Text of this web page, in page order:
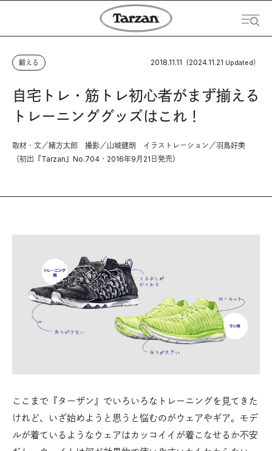
鍛える 2018.11.11 （2024.11.21 Updated）
自宅トレ・筋トレ初心者がまず揃える
トレーニンググッズはこれ！
取材・文／緒方太郎 撮影／山城健朗 イラストレーション／羽鳥好美
（初出『Tarzan』No.704・2016年9月21日発売）
ここまで『ターザン』でいろいろなトレーニングを見てきた
けれど、いざ始めようと思うと悩むのがウェアやギア。モデ
ルが着ているようなウェアはカッコイイが着こなせるか不安